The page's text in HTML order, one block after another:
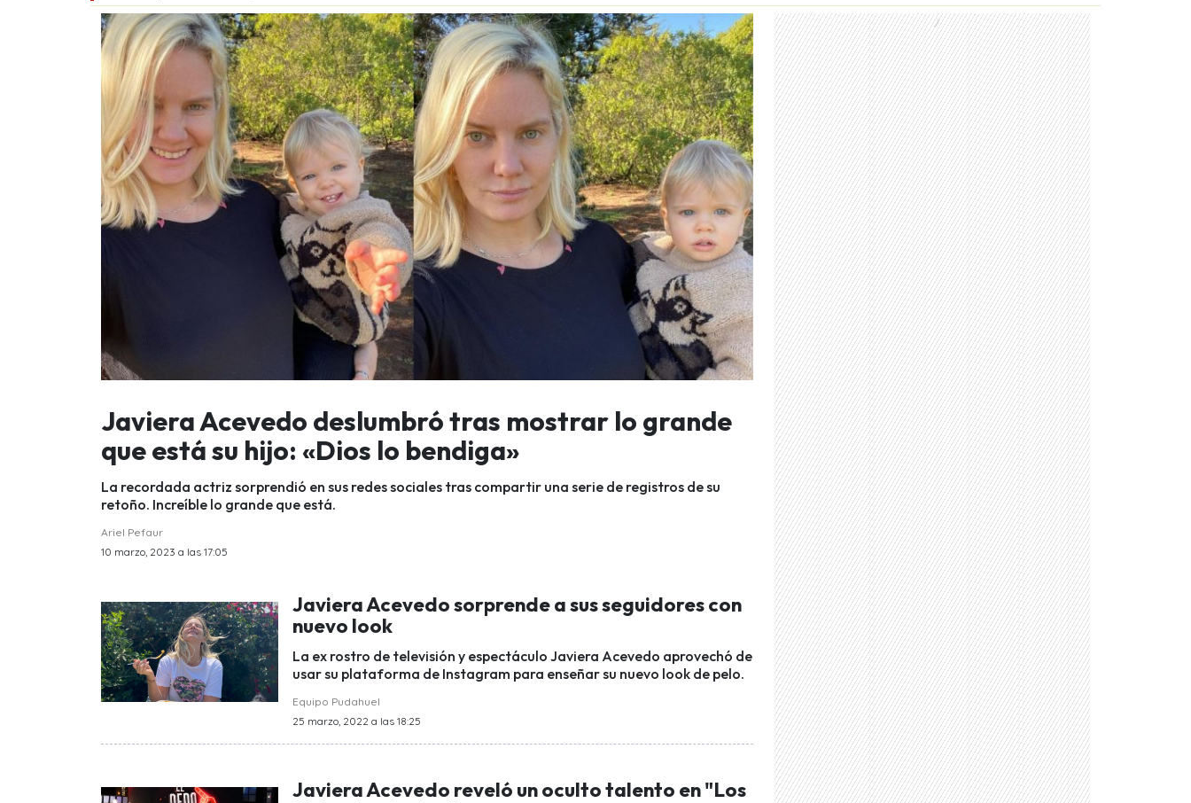
Javiera Acevedo deslumbró tras mostrar lo grande
que está su hijo: «Dios lo bendiga»
La recordada actriz sorprendió en sus redes sociales tras compartir una serie de registros de su
retoño. Increíble lo grande que está.
Ariel Pefaur
10 marzo, 2023 a las 17:05
Javiera Acevedo sorprende a sus seguidores con
nuevo look
La ex rostro de televisión y espectáculo Javiera Acevedo aprovechó de
usar su plataforma de Instagram para enseñar su nuevo look de pelo.
Equipo Pudahuel
25 marzo, 2022 a las 18:25
Javiera Acevedo reveló un oculto talento en "Los